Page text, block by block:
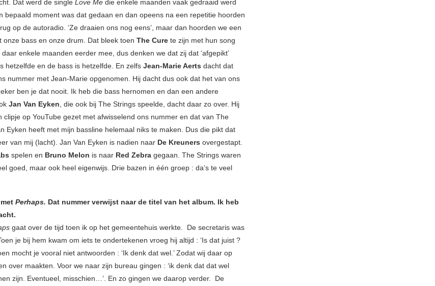
Dat werd de single Love Me die enkele maanden vaak gedraaid werd
bepaald moment was dat gedaan en dan opeens na een repetitie hoorden
op de autoradio. ‘Ze draaien ons nog eens’, maar dan hoorden we een
onze bass en onze drum. Dat bleek toen The Cure te zijn met hun song
enkele maanden eerder mee, dus denken we dat zij dat ‘afgepikt’
hetzelfde en de bass is hetzelfde. En zelfs Jean-Marie Aerts dacht dat
nummer met Jean-Marie opgenomen. Hij dacht dus ook dat het van ons
ben je dat nooit. Ik heb die bass hernomen en dan een andere
Jan Van Eyken, die ook bij The Strings speelde, dacht daar zo over. Hij
clipje op YouTube gezet met afwisselend ons nummer en dat van The
Eyken heeft met mijn bassline helemaal niks te maken. Dus die pikt dat
van mij (lacht). Jan Van Eyken is nadien naar De Kreuners overgestapt.
spelen en Bruno Melon is naar Red Zebra gegaan. The Strings waren
goed, maar ook heel eigenwijs. Drie bazen in één groep : da’s te veel
Perhaps. Dat nummer verwijst naar de titel van het album. Ik heb
gaat over de tijd toen ik op het gemeentehuis werkte. De secretaris was
je bij hem kwam om iets te ondertekenen vroeg hij altijd : ‘Is dat juist ?
mocht je vooral niet antwoorden : ‘Ik denk dat wel.’ Zodat wij daar op
over maakten. Voor we naar zijn bureau gingen : ‘ik denk dat dat wel
zijn. Eventueel, misschien…’. En zo gingen we daarop verder. De